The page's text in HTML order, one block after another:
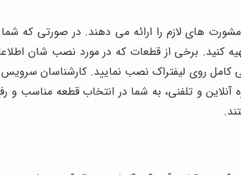
های لازم را ارائه می دهند. در صورتی که
تهیه کنید. برخی از قطعات که در مورد نصب شان
کامل روی لیفتراک نصب نمایید. کارشناسان سرویس
آنلاین و تلفنی، به شما در انتخاب قطعه